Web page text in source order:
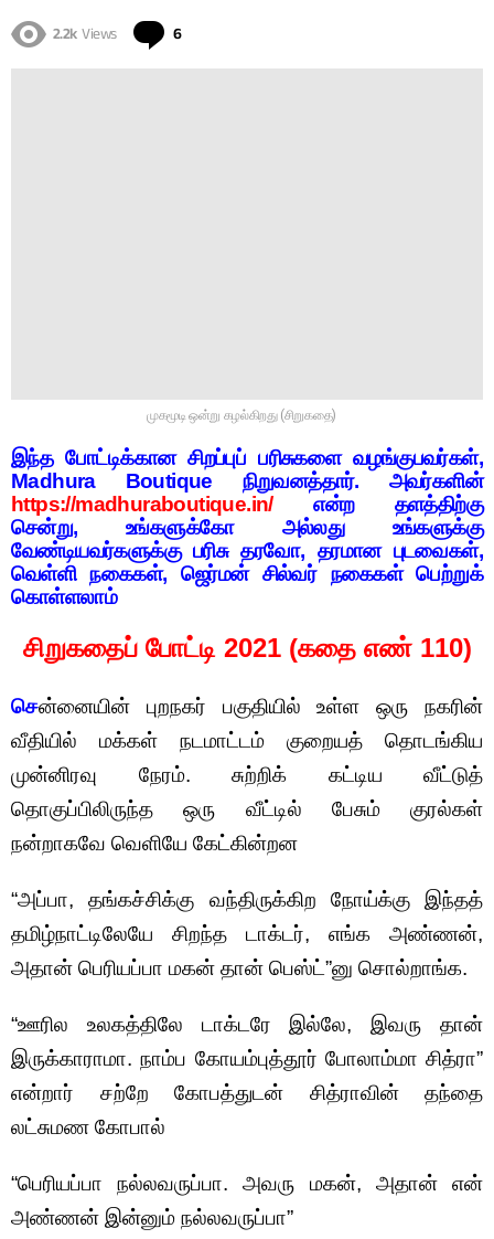
2.2k Views 6
முகமூடி ஒன்று கழல்கிறது (சிறுகதை)
இந்த போட்டிக்கான சிறப்புப் பரிசுகளை வழங்குபவர்கள்,
Madhura Boutique நிறுவனத்தார். அவர்களின்
https://madhuraboutique.in/என்ற தளத்திற்கு
சென்று, உங்களுக்கோ அல்லது உங்களுக்கு
வேண்டியவர்களுக்கு பரிசு தரவோ, தரமான புடவைகள்,
வெள்ளி நகைகள், ஜெர்மன் சில்வர் நகைகள் பெற்றுக்
கொள்ளலாம்
சிறுகதைப் போட்டி 2021 (கதை எண் 110)
சென்னையின் புறநகர் பகுதியில் உள்ள ஒரு நகரின்
வீதியில் மக்கள் நடமாட்டம் குறையத் தொடங்கிய
முன்னிரவு நேரம். சுற்றிக் கட்டிய வீட்டுத்
தொகுப்பிலிருந்த ஒரு வீட்டில் பேசும் குரல்கள்
நன்றாகவே வெளியே கேட்கின்றன
“அப்பா, தங்கச்சிக்கு வந்திருக்கிற நோய்க்கு இந்தத்
தமிழ்நாட்டிலேயே சிறந்த டாக்டர், எங்க அண்ணன்,
அதான் பெரியப்பா மகன் தான் பெஸ்ட்”னு சொல்றாங்க.
“ஊரில உலகத்திலே டாக்டரே இல்லே, இவரு தான்
இருக்காராமா. நாம்ப கோயம்புத்தூர் போலாம்மா சித்ரா”
என்றார் சற்றே கோபத்துடன் சித்ராவின் தந்தை
லட்சுமண கோபால்
“பெரியப்பா நல்லவருப்பா. அவரு மகன், அதான் என்
அண்ணன் இன்னும் நல்லவருப்பா”